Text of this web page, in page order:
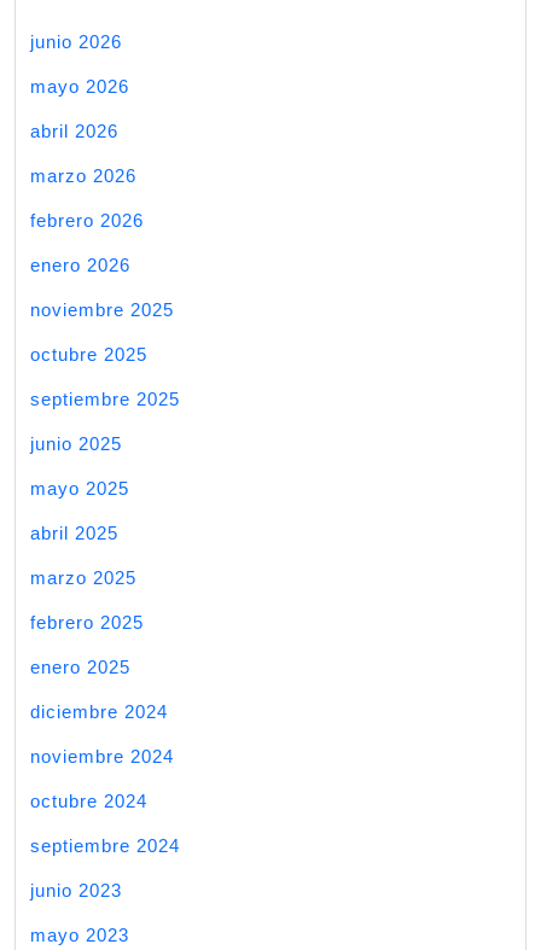
junio 2026
mayo 2026
abril 2026
marzo 2026
febrero 2026
enero 2026
noviembre 2025
octubre 2025
septiembre 2025
junio 2025
mayo 2025
abril 2025
marzo 2025
febrero 2025
enero 2025
diciembre 2024
noviembre 2024
octubre 2024
septiembre 2024
junio 2023
mayo 2023